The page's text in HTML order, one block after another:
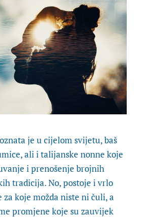
je u cijelom svijetu, baš
ali i talijanske nonne koje
i prenošenje brojnih
tradicija. No, postoje i vrlo
koje možda niste ni čuli, a
promjene koje su zauvijek